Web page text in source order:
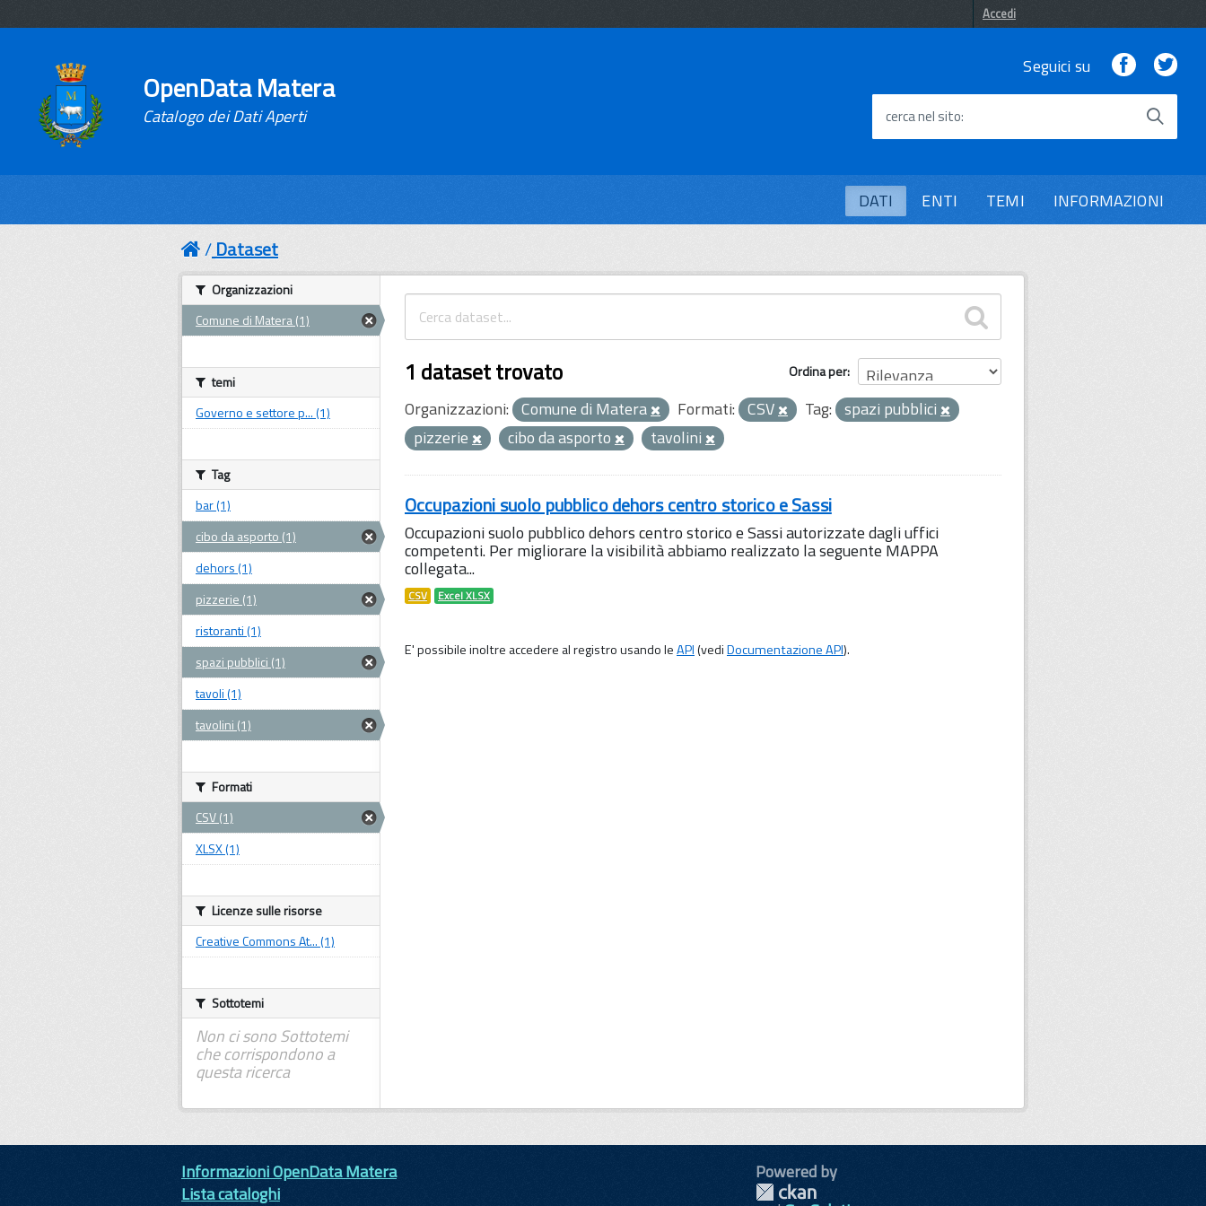
Accedi
OpenData Matera
Catalogo dei Dati Aperti
Seguici su Facebook
cerca nel sito
DATI ENTI TEMI INFORMAZIONI
Dataset
Ordina per
1 dataset trovato
Organizzazioni: Comune di Matera Formati: CSV Tag: spazi pubblici
pizzerie
cibo da asporto tavolini
Occupazioni suolo pubblico dehors centro storico e Sassi
Occupazioni suolo pubblico dehors centro storico e Sassi autorizzate dagli uffici
competenti. Per migliorare la visibilità abbiamo realizzato la seguente MAPPA
collegata...
CSV Excel XLSX
E' possibile inoltre accedere al registro usando leAPI(vediDocumentazione API).
Organizzazioni
Comune di Matera (1)
temi
Governo e settore p... (1)
Tag
bar (1)
cibo da asporto (1)
dehors (1)
pizzerie (1)
ristoranti (1)
spazi pubblici (1)
tavoli (1)
tavolini (1)
Formati
CSV (1)
XLSX (1)
Licenze sulle risorse
Creative Commons At... (1)
Sottotemi
Non ci sono Sottotemi
che corrispondono a
questa ricerca
Informazioni OpenData Matera
Lista cataloghi
Powered by